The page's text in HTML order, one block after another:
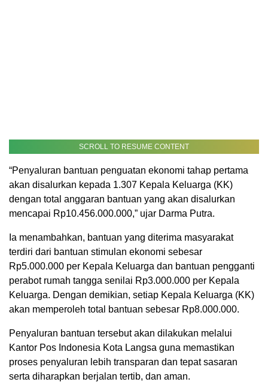
SCROLL TO RESUME CONTENT
“Penyaluran bantuan penguatan ekonomi tahap pertama
akan disalurkan kepada 1.307 Kepala Keluarga (KK)
dengan total anggaran bantuan yang akan disalurkan
mencapai Rp10.456.000.000,” ujar Darma Putra.
Ia menambahkan, bantuan yang diterima masyarakat
terdiri dari bantuan stimulan ekonomi sebesar
Rp5.000.000 per Kepala Keluarga dan bantuan pengganti
perabot rumah tangga senilai Rp3.000.000 per Kepala
Keluarga. Dengan demikian, setiap Kepala Keluarga (KK)
akan memperoleh total bantuan sebesar Rp8.000.000.
Penyaluran bantuan tersebut akan dilakukan melalui
Kantor Pos Indonesia Kota Langsa guna memastikan
proses penyaluran lebih transparan dan tepat sasaran
serta diharapkan berjalan tertib, dan aman.